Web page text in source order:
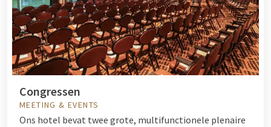
Congressen
MEETING & EVENTS
Ons hotel bevat twee grote, multifunctionele plenaire